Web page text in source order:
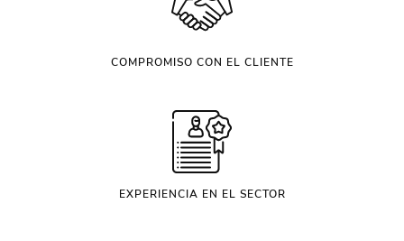
COMPROMISO CON EL CLIENTE
EXPERIENCIA EN EL SECTOR